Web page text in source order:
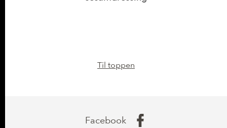
Til toppen
Facebook